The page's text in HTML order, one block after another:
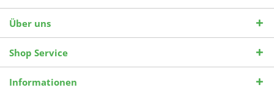
Über uns
Shop Service
Informationen